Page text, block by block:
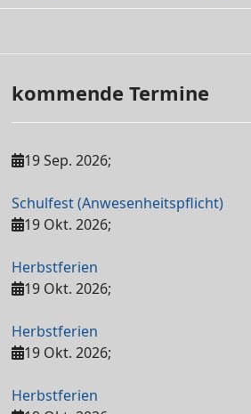
kommende Termine
19 Sep. 2026;
Schulfest (Anwesenheitspflicht)
19 Okt. 2026;
Herbstferien
19 Okt. 2026;
Herbstferien
19 Okt. 2026;
Herbstferien